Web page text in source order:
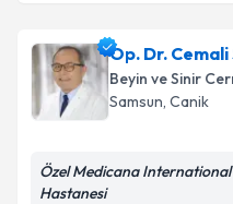
Op. Dr. Cemali
Beyin ve Sinir
Samsun, Canik
Özel Medicana International
Hastanesi